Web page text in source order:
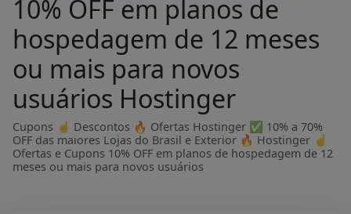
10% OFF em planos de
hospedagem de 12 meses
ou mais para novos
usuários Hostinger
Cupons ☝ Descontos 🔥 Ofertas Hostinger ✅ 10% a 70%
OFF das maiores Lojas do Brasil e Exterior 🔥 Hostinger ☝
Ofertas e Cupons 10% OFF em planos de hospedagem de 12
meses ou mais para novos usuários